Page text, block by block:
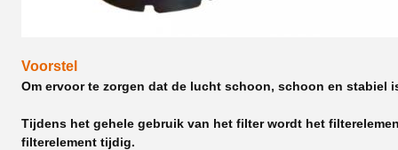
Voorstel
Om ervoor te zorgen dat de lucht schoon, schoon en stabiel
Tijdens het gehele gebruik van het filter wordt het
filterelement tijdig.